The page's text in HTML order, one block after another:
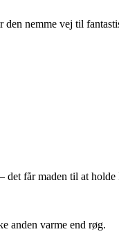
nemme vej til
det får maden til at
anden varme end røg.